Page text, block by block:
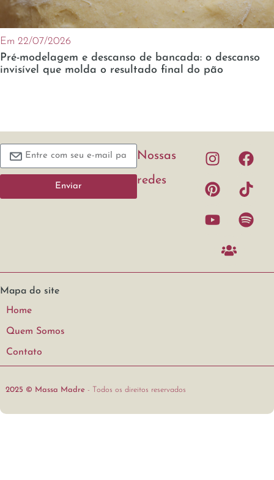
Em 22/07/2026
Pré-modelagem e descanso de bancada: o descanso
invisível que molda o resultado final do pão
Enviar
Nossas
redes
Mapa do site
Home
Quem Somos
Contato
2025 © Massa Madre - Todos os direitos reservados